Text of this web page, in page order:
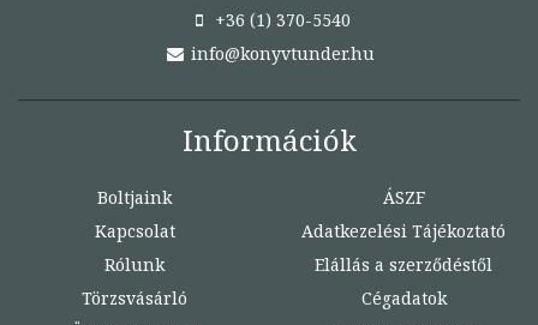
+36 (1) 370-5540
info@konyvtunder.hu
Információk
Boltjaink
Kapcsolat
Rólunk
Törzsvásárló
ÁSZF
Adatkezelési Tájékoztató
Elállás a szerződéstől
Cégadatok